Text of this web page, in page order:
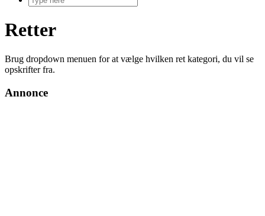
Retter
Brug dropdown menuen for at vælge hvilken ret kategori, du vil se
opskrifter fra.
Annonce